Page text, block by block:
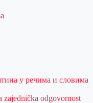
у речима и словима
zajednička odgovornost